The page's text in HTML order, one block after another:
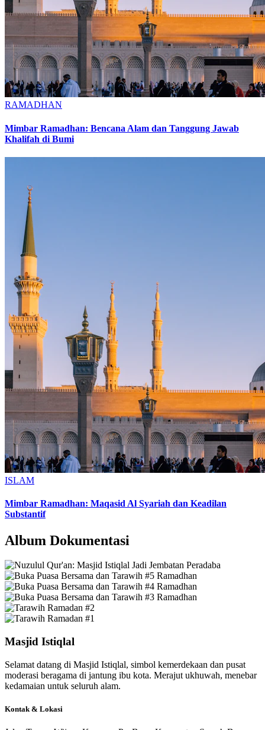
RAMADHAN
Mimbar Ramadhan: Bencana Alam dan Tanggung Jawab
Khalifah di Bumi
ISLAM
Mimbar Ramadhan: Maqasid Al Syariah dan Keadilan
Substantif
Album Dokumentasi
Masjid Istiqlal
Selamat datang di Masjid Istiqlal, simbol kemerdekaan dan pusat
moderasi beragama di jantung ibu kota. Merajut ukhuwah, menebar
kedamaian untuk seluruh alam.
Kontak & Lokasi